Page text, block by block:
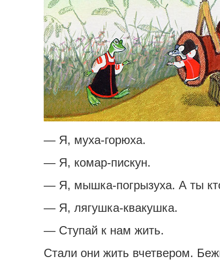
— Я, муха-горюха.
— Я, комар-пискун.
— Я, мышка-погрызуха. А ты
— Я, лягушка-квакушка.
— Ступай к нам жить.
Стали они жить вчетвером.